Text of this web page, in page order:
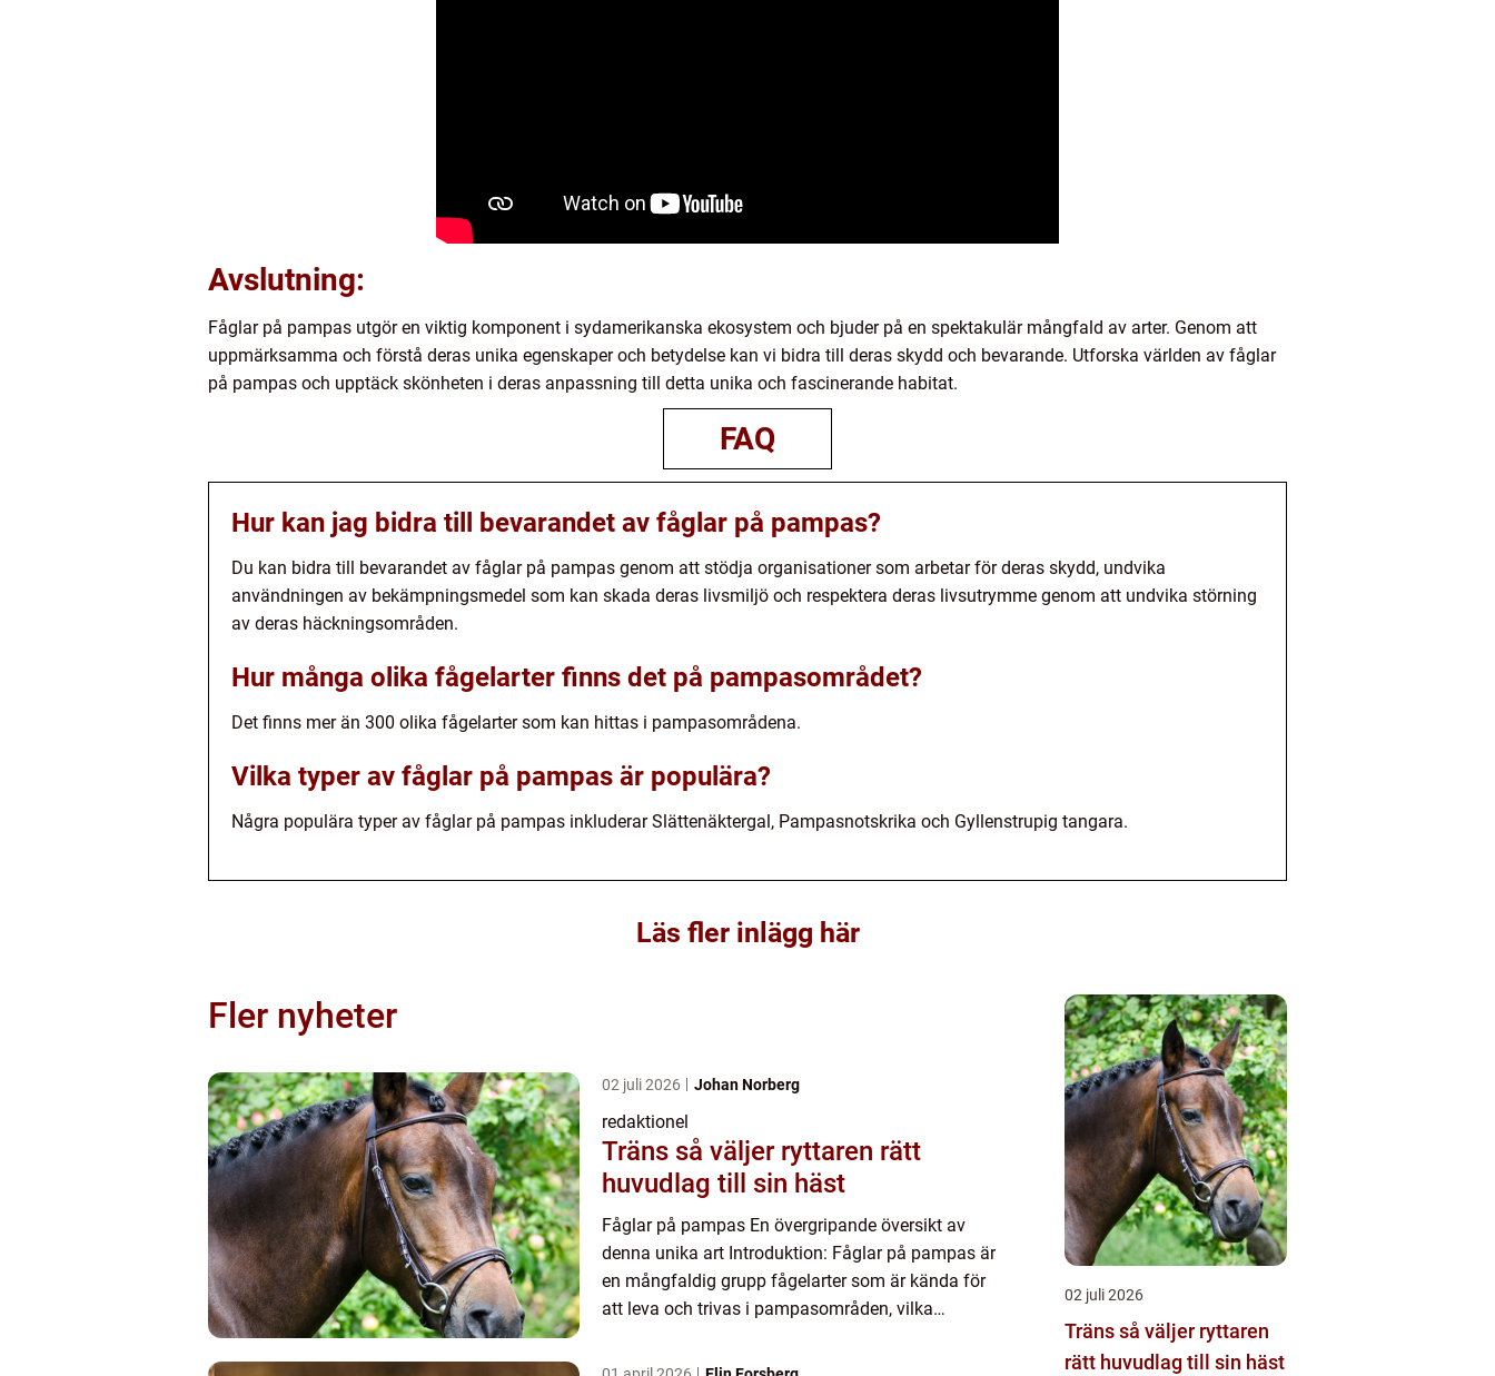
Avslutning:
Fåglar på pampas utgör en viktig komponent i sydamerikanska ekosystem och bjuder på en spektakulär mångfald av arter. Genom att
uppmärksamma och förstå deras unika egenskaper och betydelse kan vi bidra till deras skydd och bevarande. Utforska världen av fåglar
på pampas och upptäck skönheten i deras anpassning till detta unika och fascinerande habitat.
FAQ
Hur kan jag bidra till bevarandet av fåglar på pampas?
Du kan bidra till bevarandet av fåglar på pampas genom att stödja organisationer som arbetar för deras skydd, undvika
användningen av bekämpningsmedel som kan skada deras livsmiljö och respektera deras livsutrymme genom att undvika störning
av deras häckningsområden.
Hur många olika fågelarter finns det på pampasområdet?
Det finns mer än 300 olika fågelarter som kan hittas i pampasområdena.
Vilka typer av fåglar på pampas är populära?
Några populära typer av fåglar på pampas inkluderar Slättenäktergal, Pampasnotskrika och Gyllenstrupig tangara.
Läs fler inlägg här
Fler nyheter
02 juli 2026 Johan Norberg
redaktionel
Träns så väljer ryttaren rätt
huvudlag till sin häst
Fåglar på pampas En övergripande översikt av
denna unika art Introduktion: Fåglar på pampas är
en mångfaldig grupp fågelarter som är kända för
att leva och trivas i pampasområden, vilka
öppna landskap. Des...
02 juli 2026
Träns så väljer ryttaren
rätt huvudlag till sin häst